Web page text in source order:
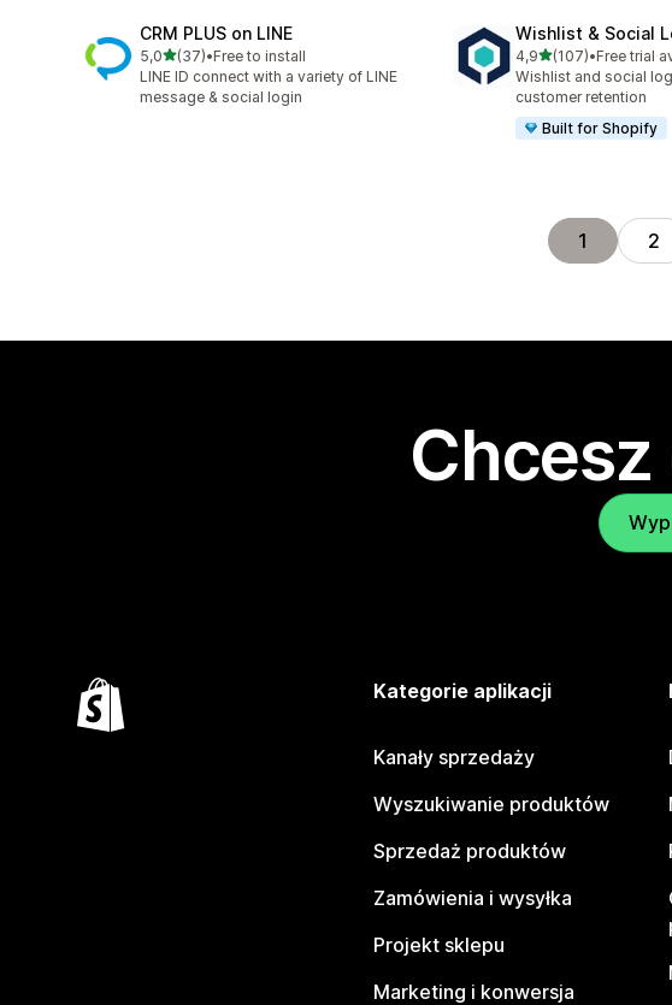
CRM PLUS on LINE
5,0na 5 gwiazdek
(37)
Łączna liczba recenzji: 37
•Free to install
LINE ID connect with a variety of LINE
message & social login
Wishlist & Social
4,9na 5 gwiazdek
(107)
Łączna liczba
•Free trial
Wishlist and social
customer retention
Built for Shopify
1 2
Kategorie aplikacji
Kanały sprzedaży
Wyszukiwanie produktów
Sprzedaż produktów
Zamówienia i wysyłka
Projekt sklepu
Marketing i konwersja